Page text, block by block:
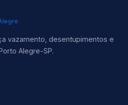
vazamento, desentupimentos e
Alegre-SP.